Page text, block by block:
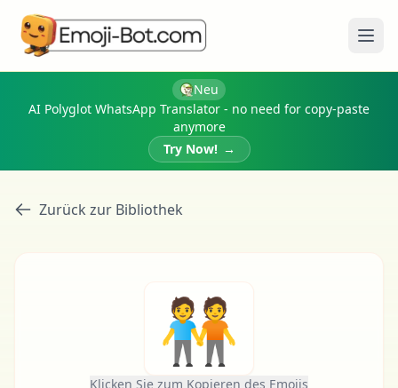
Neu
AI Polyglot WhatsApp Translator - no need for copy-paste
anymore
Try Now! →
Zurück zur Bibliothek
🧑‍🤝‍🧑
Klicken Sie zum Kopieren des Emojis